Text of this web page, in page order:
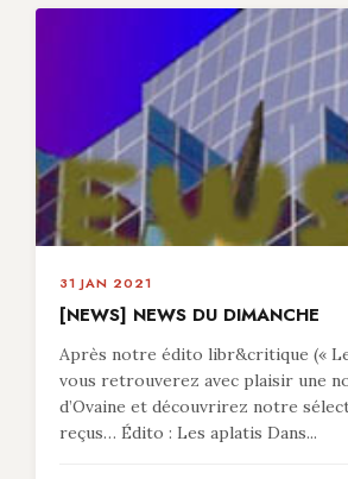
31 JAN 2021
[NEWS] NEWS DU DIMANCHE
Après notre édito libr&critique («
vous retrouverez avec plaisir une
d’Ovaine et découvrirez notre
reçus… Édito : Les aplatis Dans...